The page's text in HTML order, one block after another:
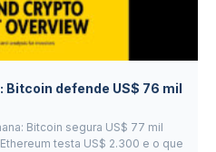
Bitcoin defende US$ 76 mil
Bitcoin segura US$ 77 mil
testa US$ 2.300 e o que